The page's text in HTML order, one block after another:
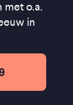
met o.a.
in